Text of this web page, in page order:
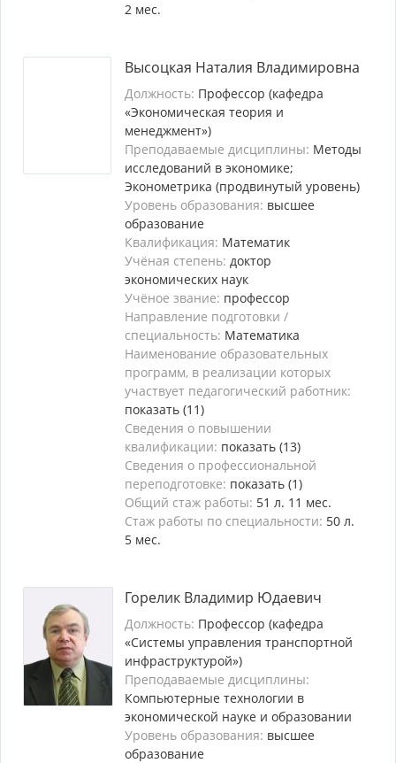
2 мес.
Высоцкая Наталия Владимировна
Должность: Профессор (кафедра
«Экономическая теория и
менеджмент»)
Преподаваемые дисциплины: Методы
исследований в экономике;
Эконометрика (продвинутый уровень)
Уровень образования: высшее
образование
Квалификация: Математик
Учёная степень: доктор
экономических наук
Учёное звание: профессор
Направление подготовки /
специальность: Математика
Наименование образовательных
программ, в реализации которых
участвует педагогический работник:
показать (11)
Сведения о повышении
квалификации: показать (13)
Сведения о профессиональной
переподготовке: показать (1)
Общий стаж работы: 51 л. 11 мес.
Стаж работы по специальности: 50 л.
5 мес.
Горелик Владимир Юдаевич
Должность: Профессор (кафедра
«Системы управления транспортной
инфраструктурой»)
Преподаваемые дисциплины:
Компьютерные технологии в
экономической науке и образовании
Уровень образования: высшее
образование